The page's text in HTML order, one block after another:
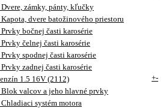
Dvere, zámky, pánty, kľučky
Kapota, dvere batožinového priestoru
Prvky bočnej časti karosérie
Prvky čelnej časti karosérie
Prvky spodnej časti karosérie
Prvky zadnej časti karosérie
1.5 16V (2112)
+-
Blok valcov a jeho hlavné prvky
Chladiaci systém motora